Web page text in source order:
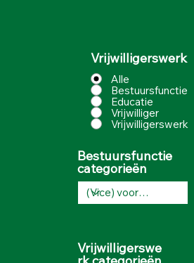
Vrijwilligerswerk
Alle
Bestuursfunctie
Educatie
Vrijwilliger
Vrijwilligerswerk
Vrijwilligerswe
Bestuursfunctie
categorieën